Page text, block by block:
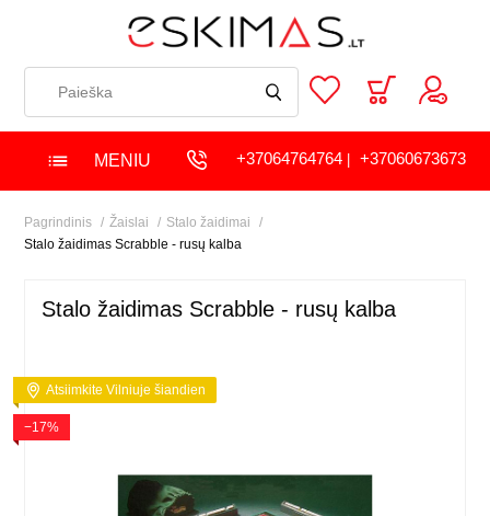
MENIU +37064764764| +37060673673
Pagrindinis Žaislai
Stalo žaidimai
Stalo žaidimas Scrabble - rusų kalba
Stalo žaidimas Scrabble - rusų kalba
Atsiimkite Vilniuje šiandien
−17%